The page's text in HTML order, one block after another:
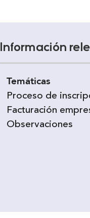
Información
Temáticas
Proceso de
Facturación
Observaciones